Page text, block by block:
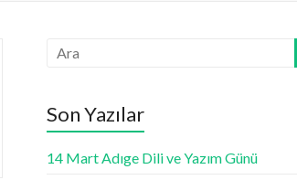
Son Yazılar
14 Mart Adıge Dili ve Yazım Günü